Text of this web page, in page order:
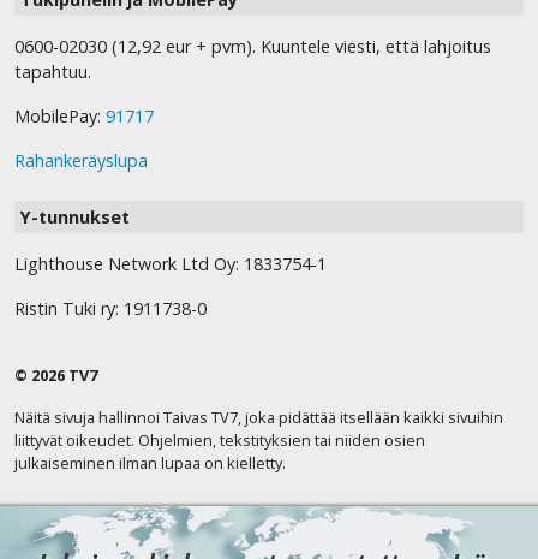
0600-02030 (12,92 eur + pvm). Kuuntele viesti, että lahjoitus
tapahtuu.
MobilePay: 91717
Rahankeräyslupa
Y-tunnukset
Lighthouse Network Ltd Oy: 1833754-1
Ristin Tuki ry: 1911738-0
© 2026 TV7
Näitä sivuja hallinnoi Taivas TV7, joka pidättää itsellään kaikki sivuihin
liittyvät oikeudet. Ohjelmien, tekstityksien tai niiden osien
julkaiseminen ilman lupaa on kielletty.